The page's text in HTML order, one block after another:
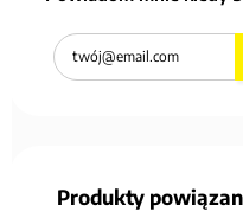
Produkty